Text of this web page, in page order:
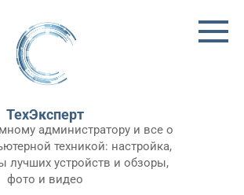
ТехЭксперт
администратору и все о
техникой: настройка,
лучших устройств и обзоры,
фото и видео